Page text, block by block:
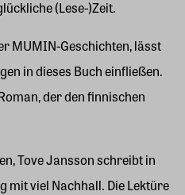
(Lese-)Zeit.
MUMIN-Geschichten, lässt
in dieses Buch einfließen.
der den finnischen
Tove Jansson schreibt in
mit viel Nachhall. Die Lektüre